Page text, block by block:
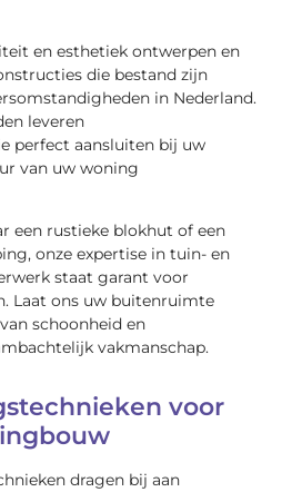
en esthetiek ontwerpen en
die bestand zijn
in Nederland.
leveren
perfect aansluiten bij uw
van uw woning
een rustieke blokhut of een
onze expertise in tuin- en
staat garant voor
Laat ons uw buitenruimte
schoonheid en
vakmanschap.
voor
dragen bij aan